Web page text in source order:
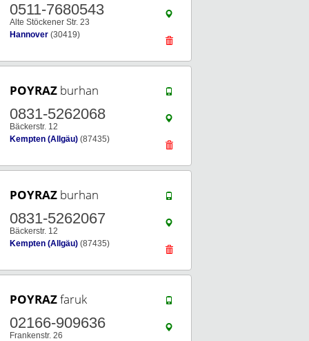
0511-7680543
Alte Stöckener Str. 23
Hannover (30419)
POYRAZ burhan
0831-5262068
Bäckerstr. 12
Kempten (Allgäu) (87435)
POYRAZ burhan
0831-5262067
Bäckerstr. 12
Kempten (Allgäu) (87435)
POYRAZfaruk
02166-909636
Frankenstr. 26